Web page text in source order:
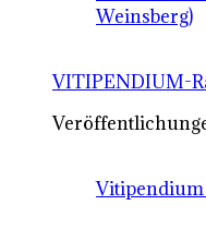
Weinsberg)
VITIPENDIUM-